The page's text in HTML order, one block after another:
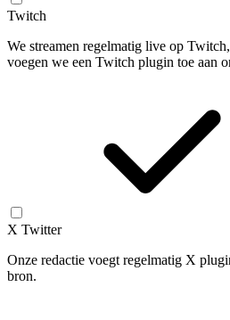
Twitch
We streamen regelmatig live op
voegen we een Twitch plugin toe aan
X Twitter
Onze redactie voegt regelmatig X
bron.